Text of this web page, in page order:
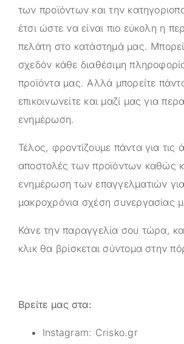
των προϊόντων και την
έτσι ώστε να είναι πιο εύκολη η
πελάτη στο κατάστημά μας.
σχεδόν κάθε διαθέσιμη
προϊόντα μας. Αλλά μπορείτε
επικοινωνείτε και μαζί μας για
ενημέρωση.
Τέλος, φροντίζουμε πάντα για τις
αποστολές των προϊόντων καθώς
ενημέρωση των επαγγελματιών
μακροχρόνια σχέση συνεργασίας
Κάνε την παραγγελία σου τώρα,
κλικ θα βρίσκεται σύντομα στην
Βρείτε μας στα:
Instagram: Crisko.gr